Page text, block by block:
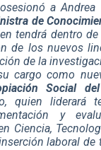
a Andrea
de
tendrá dentro
de los nuevos
de la
cargo como
Social
quien liderará
y
Ciencia,
laboral de